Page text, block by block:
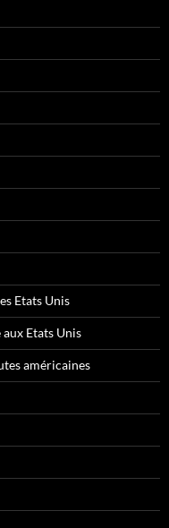
Etats Unis
Etats Unis
américaines